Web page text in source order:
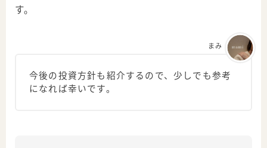
す。
今後の投資方針も紹介するので、少しでも参考
になれば幸いです。
まみ